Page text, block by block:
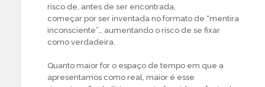
risco de, antes de ser encontrada,
começar por ser inventada no formato de “mentira
inconsciente”… aumentando o risco de se fixar
como verdadeira.
Quanto maior for o espaço de tempo em que a
apresentamos como real, maior é esse